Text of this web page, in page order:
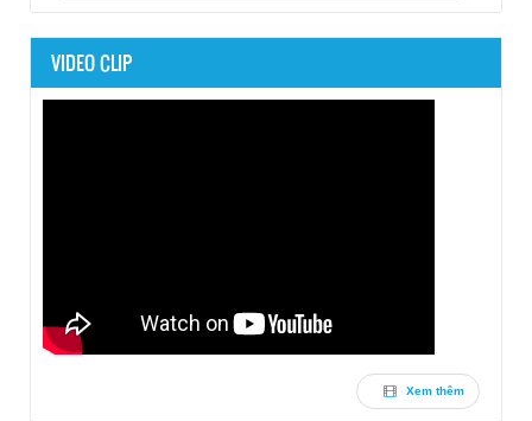
VIDEO CLIP
Xem thêm